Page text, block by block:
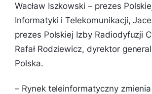
Wacław Iszkowski – prezes
Informatyki i Telekomunikacji,
prezes Polskiej Izby Radiodyfuzji
Rafał Rodziewicz, dyrektor
Polska.
– Rynek teleinformatyczny